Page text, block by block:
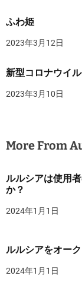
ふわ姫
2023年3月12日
新型コロナウイ
2023年3月10日
More From
ルルシアは使用
か？
2024年1月1日
ルルシアをオー
2024年1月1日